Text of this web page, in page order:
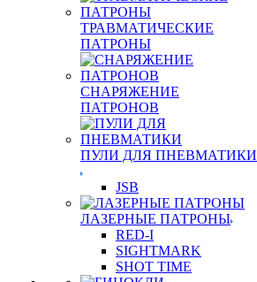
ТРАВМАТИЧЕСКИЕ
ПАТРОНЫ
СНАРЯЖЕНИЕ
ПАТРОНОВ
ПУЛИ ДЛЯ ПНЕВМАТИКИ
JSB
ЛАЗЕРНЫЕ ПАТРОНЫ
RED-I
SIGHTMARK
SHOT TIME